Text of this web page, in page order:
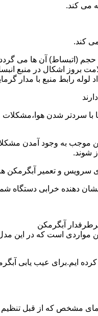
کند.
حجم (اتبساط) آن ها می
بروز اشکال در منبع
لوله رابط منبع با مدار
با سردتر شدن
به وجود آمدن
شوند.
سرویس و تعمیر آبگرمکن
دهنده خرابی
آبگرمکن
مواردی است که در این
ایم.برای عیب یابی
مشخص که از قبل تنظیم